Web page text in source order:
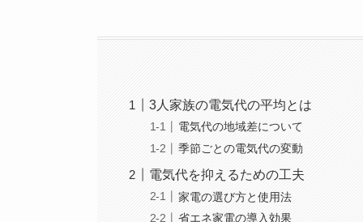
3人家族の電気代の平均とは
電気代の地域差について
季節ごとの電気代の変動
電気代を抑えるための工夫
家電の選び方と使用法
省エネ家電の導入効果